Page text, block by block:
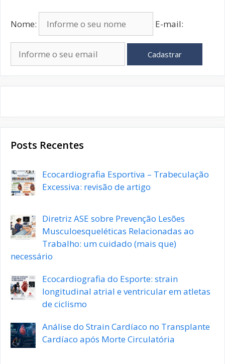
Nome: E-mail:
Cadastrar
Posts Recentes
Ecocardiografia Esportiva – Trabeculação
Excessiva: revisão de artigo
Diretriz ASE sobre Prevenção Lesões
Musculoesqueléticas Relacionadas ao
Trabalho: um cuidado (mais que)
necessário
Ecocardiografia do Esporte: strain
longitudinal atrial e ventricular em atletas
de ciclismo
Análise do Strain Cardíaco no Transplante
Cardíaco após Morte Circulatória